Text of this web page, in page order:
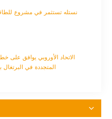
نستله تستثمر في مشروع
الاتحاد الأوروبي يوافق على
المتجددة في البرتغال بمبلغ 350